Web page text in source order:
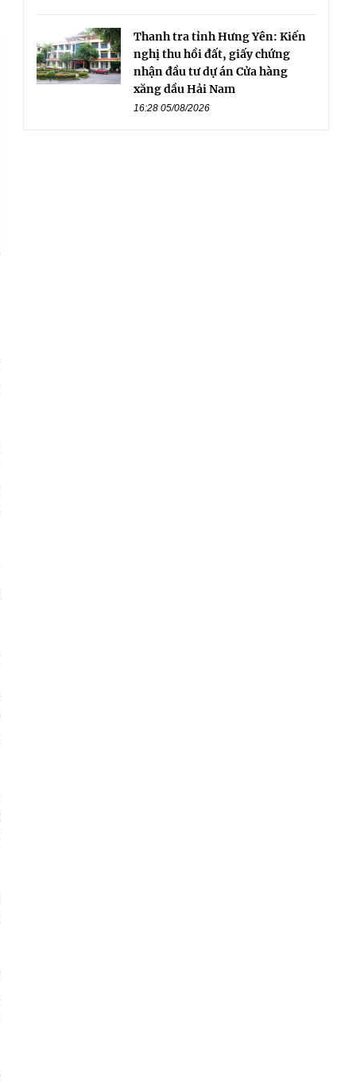
Thanh tra tỉnh Hưng Yên: Kiến
nghị thu hồi đất, giấy chứng
nhận đầu tư dự án Cửa hàng
xăng dầu Hải Nam
16:28 05/08/2026